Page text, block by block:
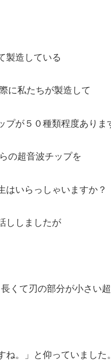
製造している
に私たちが製造して
プが５０種類程度ありま
の超音波チップを
はいらっしゃいますか？
ししましたが
くて刃の部分が小さい
。」と仰っていました。